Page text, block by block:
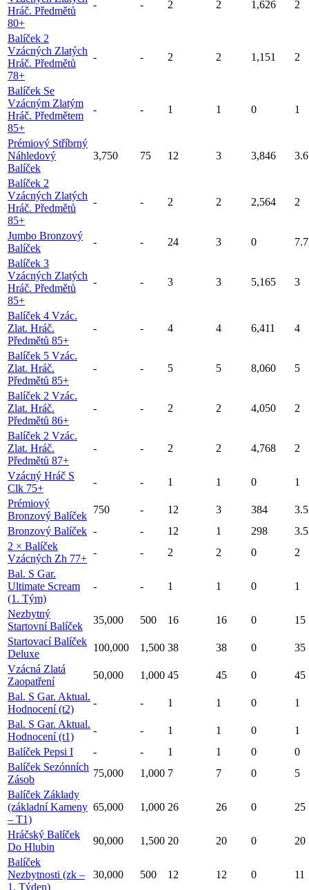
Hráč. Předmětů
80+
- - 2 2 1,626 2
Balíček 2
Vzácných Zlatých
Hráč. Předmětů
78+
- - 2 2 1,151 2
Balíček Se
Vzácným Zlatým
Hráč. Předmětem
85+
- - 1 1 0 1
Prémiový Stříbrný
Náhledový
Balíček
3,750 75 12 3 3,846
Balíček 2
Vzácných Zlatých
Hráč. Předmětů
85+
- - 2 2 2,564 2
Jumbo Bronzový
Balíček
- - 24 3 0
Balíček 3
Vzácných Zlatých
Hráč. Předmětů
85+
- - 3 3 5,165 3
Balíček 4 Vzác.
Zlat. Hráč.
Předmětů 85+
- - 4 4 6,411 4
Balíček 5 Vzác.
Zlat. Hráč.
Předmětů 85+
- - 5 5 8,060 5
Balíček 2 Vzác.
Zlat. Hráč.
Předmětů 86+
- - 2 2 4,050 2
Balíček 2 Vzác.
Zlat. Hráč.
Předmětů 87+
- - 2 2 4,768 2
Vzácný Hráč S
Clk 75+
- - 1 1 0
1
Prémiový
Bronzový Balíček
750 - 12 3 384
Bronzový Balíček - - 12 1 298
2 × Balíček
Vzácných Zh 77+
- - 2 2 0
2
Bal. S Gar.
Ultimate Scream
(1. Tým)
- - 1 1 0 1
Nezbytný
Startovní Balíček
35,000 500 16 16 0
15
Startovací Balíček
Deluxe
100,000 1,500 38 38 0
35
Vzácná Zlatá
Zaopatření
50,000 1,000 45 45 0
45
Bal. S Gar. Aktual.
Hodnocení (t2)
- - 1 1 0
1
Bal. S Gar. Aktual.
Hodnocení (t1)
- - 1 1 0
1
Balíček Pepsi I
- - 1 1 0
0
Balíček Sezónních
Zásob
75,000 1,000 7 7 0
5
Balíček Základy
(základní Kameny
– T1)
65,000 1,000 26 26 0 25
Hráčský Balíček
Do Hlubin
90,000 1,500 20 20 0
20
Balíček
Nezbytnosti (zk –
1. Týden)
30,000 500 12 12 0 11